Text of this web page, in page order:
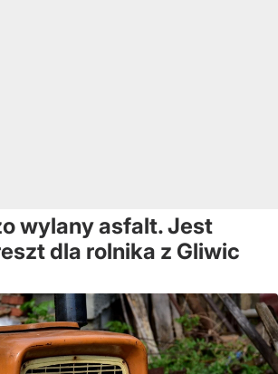
wylany asfalt. Jest
dla rolnika z Gliwic